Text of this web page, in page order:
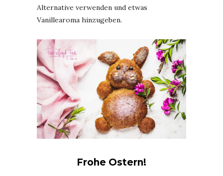
Alternative verwenden und etwas
Vanillearoma hinzugeben.
Frohe Ostern!